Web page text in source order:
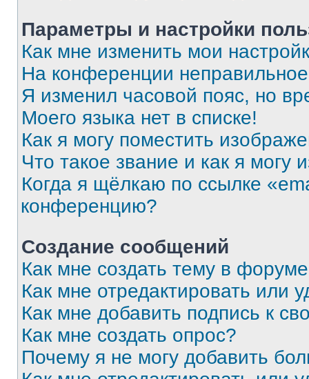
Параметры и настройки
Как мне изменить мои
На конференции
Я изменил часовой пояс, но
Моего языка нет в списке!
Как я могу поместить
Что такое звание и как я могу
Когда я щёлкаю по ссылке
конференцию?
Создание сообщений
Как мне создать тему в
Как мне отредактировать или
Как мне добавить подпись к
Как мне создать опрос?
Почему я не могу добавить